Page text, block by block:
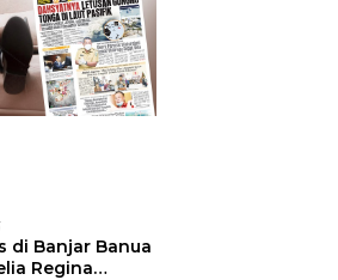
di Banjar Banua
Regina